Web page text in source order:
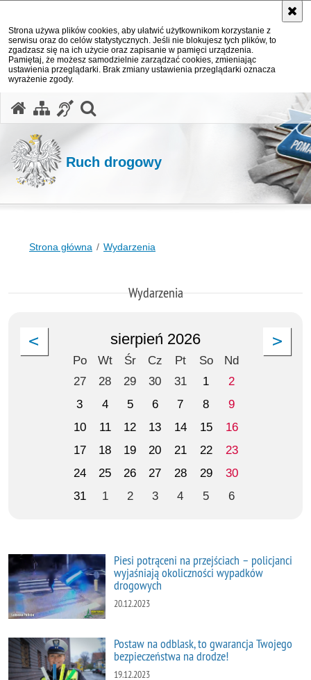
Strona używa plików cookies, aby ułatwić użytkownikom korzystanie z
serwisu oraz do celów statystycznych. Jeśli nie blokujesz tych plików, to
zgadzasz się na ich użycie oraz zapisanie w pamięci urządzenia.
Pamiętaj, że możesz samodzielnie zarządzać cookies, zmieniając
ustawienia przeglądarki. Brak zmiany ustawienia przeglądarki oznacza
wyrażenie zgody.
Ruch drogowy
Strona główna Wydarzenia
Wydarzenia
sierpień 2026
Po Wt Śr Cz Pt So
Nd
27
28 29 30 31 1
2
3
4 5 6 7 8
9
10
11 12 13 14 15
16
17
18 19 20 21 22
23
24
25 26 27 28 29
30
31
1 2 3 4 5 6
Piesi potrąceni na przejściach – policjanci
wyjaśniają okoliczności wypadków
drogowych
20.12.2023
Postaw na odblask, to gwarancja Twojego
bezpieczeństwa na drodze!
19.12.2023